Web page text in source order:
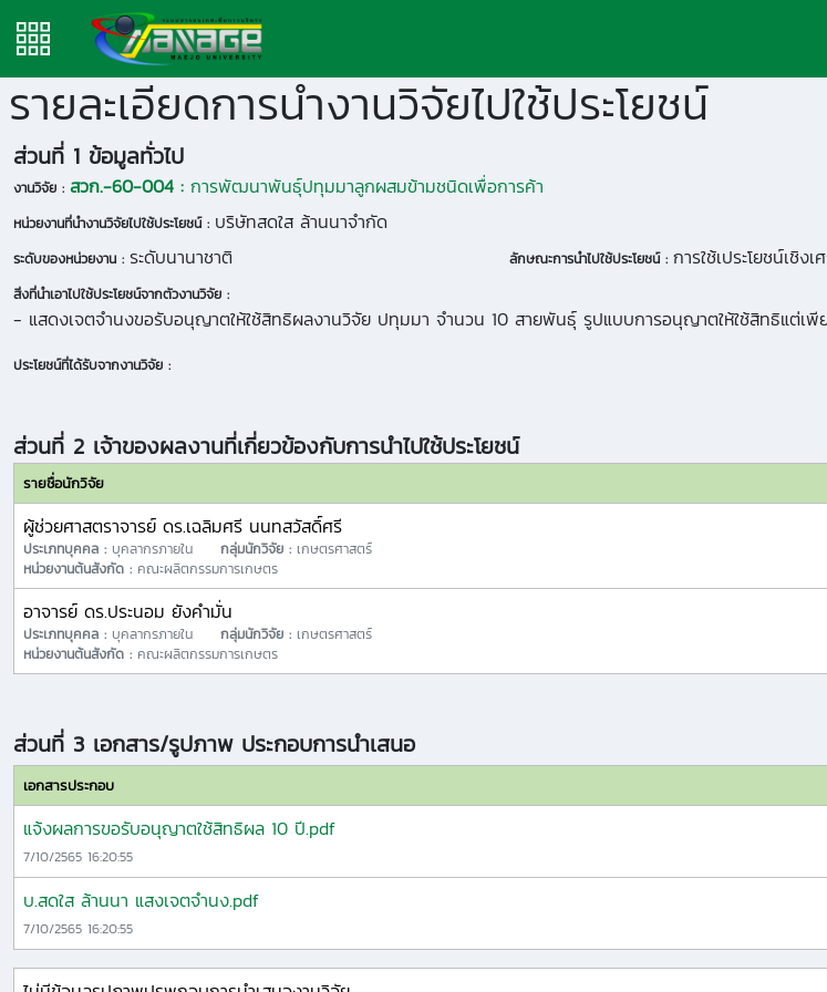
รายละเอียดการนำงานวิจัยไปใช้ประโยชน์
ส่วนที่ 1 ข้อมูลทั่วไป
งานวิจัย : สวก.-60-004 : การพัฒนาพันธุ์ปทุมมาลูกผสมข้ามชนิดเพื่อการค้า
หน่วยงานที่นำงานวิจัยไปใช้ประโยชน์ : บริษัทสดใส ล้านนาจำกัด
ระดับของหน่วยงาน : ระดับนานาชาติ ลักษณะการนำไปใช้ประโยชน์ : การใช้เประโยชน์เชิง
สิ่งที่นำเอาไปใช้ประโยชน์จากตัวงานวิจัย :
- แสดงเจตจำนงขอรับอนุญาตให้ใช้สิทธิผลงานวิจัย ปทุมมา จำนวน 10 สายพันธ์ุ รูปแบบการอนุญาตให้ใช้สิทธิแต่เพียง
ประโยชน์ที่ได้รับจากงานวิจัย :
ส่วนที่ 2 เจ้าของผลงานที่เกี่ยวข้องกับการนำไปใช้ประโยชน์
รายชื่อนักวิจัย
ผู้ช่วยศาสตราจารย์ ดร.เฉลิมศรี นนทสวัสดิ์ศรี
ประเภทบุคคล : บุคลากรภายใน กลุ่มนักวิจัย : เกษตรศาสตร์
หน่วยงานต้นสังกัด : คณะผลิตกรรมการเกษตร
อาจารย์ ดร.ประนอม ยังคำมั่น
ประเภทบุคคล : บุคลากรภายใน กลุ่มนักวิจัย : เกษตรศาสตร์
หน่วยงานต้นสังกัด : คณะผลิตกรรมการเกษตร
ส่วนที่ 3 เอกสาร/รูปภาพ ประกอบการนำเสนอ
เอกสารประกอบ
แจ้งผลการขอรับอนุญาตใช้สิทธิผล 10 ปี.pdf
7/10/2565 16:20:55
บ.สดใส ล้านนา แสงเจตจำนง.pdf
7/10/2565 16:20:55